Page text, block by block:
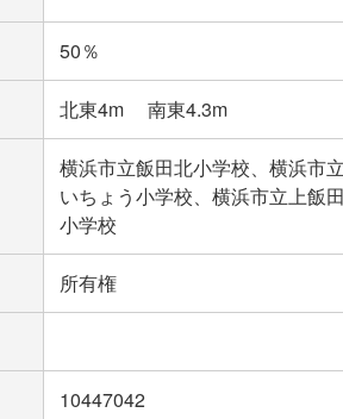
50％
北東4m 南東4.3m
横浜市立飯田北小学校、横浜市立
いちょう小学校、横浜市立上飯田
小学校
所有権
10447042